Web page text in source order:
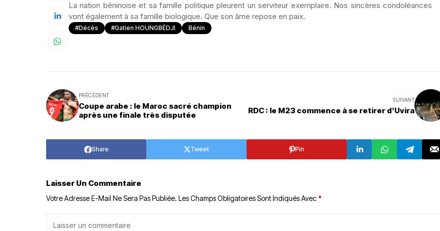
La nation béninoise et sa famille politique pleurent un serviteur exemplaire. Nos sincères condoléances
vont également à sa famille biologique. Que son âme repose en paix.
#Décès #Gatien HOUNGBÉDJI Bénin
PRÉCÉDENT
Coupe arabe : le Maroc sacré champion
après une finale très disputée
SUIVANT
RDC : le M23 commence à se retirer d’Uvira
Share Tweet Pin
Laisser Un Commentaire
Votre Adresse E-Mail Ne Sera Pas Publiée. Les Champs Obligatoires Sont Indiqués Avec*